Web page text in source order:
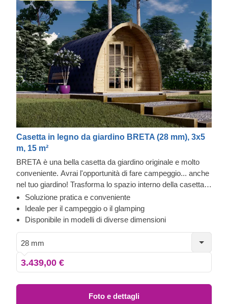
Casetta in legno da giardino BRETA (28 mm), 3x5
m, 15 m²
BRETA è una bella casetta da giardino originale e molto
conveniente. Avrai l'opportunità di fare campeggio... anche
nel tuo giardino! Trasforma lo spazio interno della casetta in
una comoda camera per gli ospiti o in una soluzione per
fare campeggio o glamping. Inoltre, queste strutture
funzionali a basso costo possono essere anche una base
Soluzione pratica e conveniente
Ideale per il campeggio o il glamping
Disponibile in modelli di diverse dimensioni
28 mm
3.439,00 €
Foto e dettagli